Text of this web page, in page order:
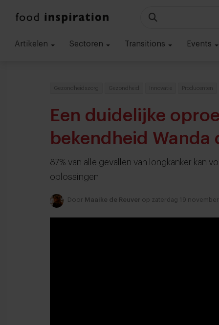
Artikelen Sectoren Transitions Events
Gezondheidszorg Gezondheid Innovatie Producenten
Een duidelijke
bekendheid Wanda
87% van alle gevallen van longkanker kan
oplossingen
Door Maaike de Reuver op zaterdag 19